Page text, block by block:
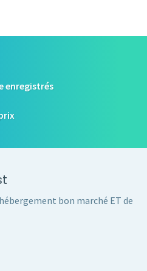
enregistrés
bon marché ET de